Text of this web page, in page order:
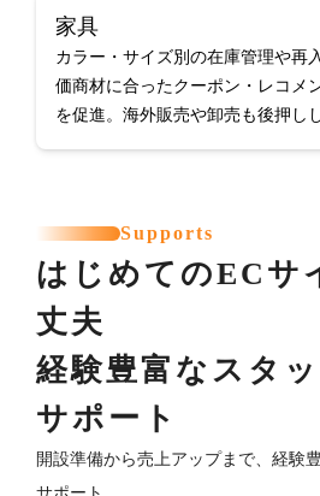
家具
カラー・サイズ別の在庫管理や再
価商材に合ったクーポン・レコメ
を促進。海外販売や卸売も後押し
Supports
はじめてのECサ
丈夫
経験豊富なスタ
サポート
開設準備から売上アップまで、経験